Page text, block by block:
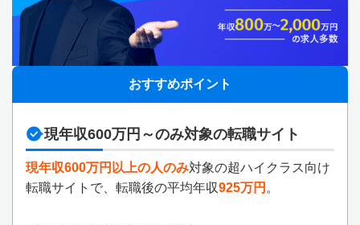
おすすめポイント
現年収600万円～のみ対象の転職サイト
現年収600万円以上の人のみ対象の超ハイクラス向け
転職サイトで、転職後の平均年収925万円 。